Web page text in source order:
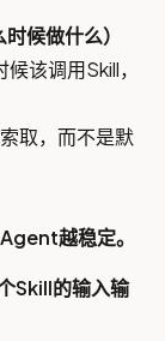
候做什么）
该调用Skill，
取，而不是默
越稳定。
Skill的输入输